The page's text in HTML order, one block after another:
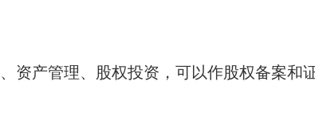
资产管理、股权投资，可以作股权备案和